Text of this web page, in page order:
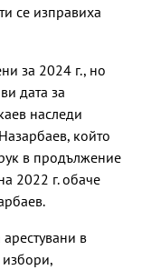
се изправиха
за 2024 г., но
дата за
наследи
който
в продължение
2022 г. обаче
в
избори,